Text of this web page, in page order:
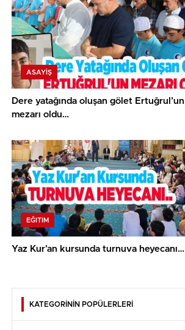
ASAYİŞ
Dere yatağında oluşan gölet Ertuğrul’un
mezarı oldu…
EĞITIM
Yaz Kur’an kursunda turnuva heyecanı…
KATEGORİNİN POPÜLERLERİ